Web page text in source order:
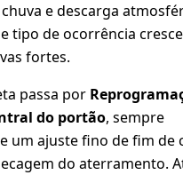
e descarga
tipo de ocorrência
fortes.
passa por
do portão, sempre
um ajuste fino de fim de
do aterramento.